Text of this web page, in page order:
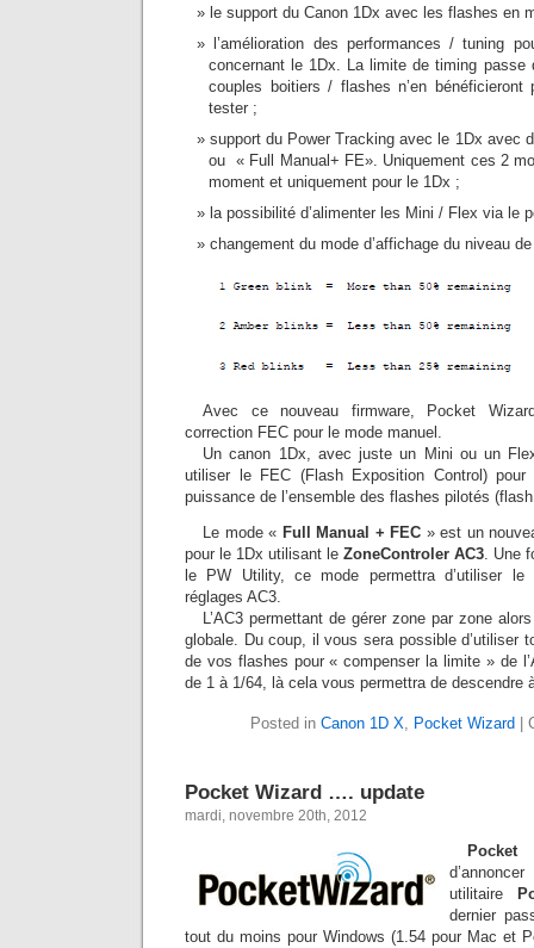
le support du Canon 1Dx avec les flashes en
l’amélioration des performances / tuning
concernant le 1Dx. La limite de timing passe
couples boitiers / flashes n’en
tester ;
support du Power Tracking avec le 1Dx avec
ou « Full Manual+ FE». Uniquement ces 2
moment et uniquement pour le 1Dx ;
la possibilité d’alimenter les Mini / Flex via le
changement du mode d’affichage du niveau
Avec ce nouveau firmware, Pocket
correction FEC pour le mode manuel.
Un canon 1Dx, avec juste un Mini ou un
utiliser le FEC (Flash Exposition Control)
puissance de l’ensemble des flashes pilotés
Le mode « Full Manual + FEC » est un
pour le 1Dx utilisant le ZoneControler AC3. Une
le PW Utility, ce mode permettra d’utiliser
réglages AC3.
L’AC3 permettant de gérer zone par zone
globale. Du coup, il vous sera possible d’utiliser
de vos flashes pour « compenser la limite » de
de 1 à 1/64, là cela vous permettra de descendre
Posted in Canon 1D X, Pocket Wizard
Pocket Wizard …. update
mardi, novembre 20th, 2012
utilitaire
dernier
tout du moins pour Windows (1.54 pour Mac et